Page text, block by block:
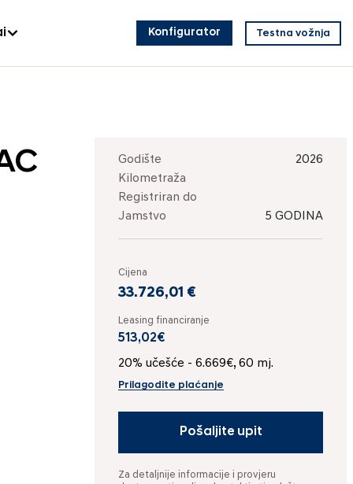
Konfigurator Testna vožnja
Godište
2026
Kilometraža
Registriran do
Jamstvo
5 GODINA
Cijena
33.726,01 €
Leasing financiranje
513,02€
20% učešće - 6.669€, 60 mj.
Prilagodite plaćanje
Pošaljite upit
Za detaljnije informacije i provjeru